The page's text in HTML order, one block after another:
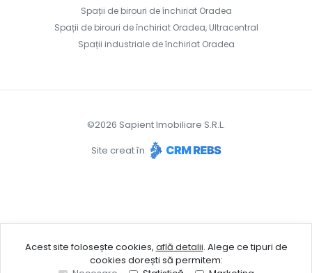
Spații de birouri de închiriat Oradea
Spații de birouri de închiriat Oradea, Ultracentral
Spații industriale de închiriat Oradea
©2026 Sapient Imobiliare S.R.L.
Site creat în
Acest site folosește cookies, află detalii. Alege ce tipuri de
cookies dorești să permitem: